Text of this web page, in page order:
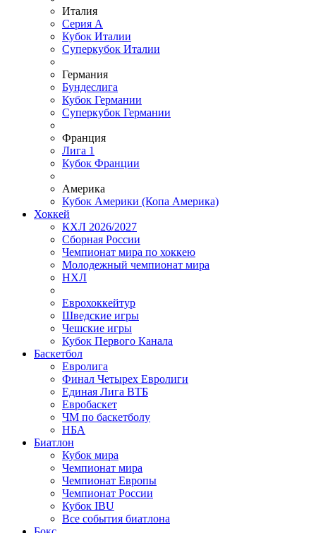
Италия
Серия А
Кубок Италии
Суперкубок Италии
Германия
Бундеслига
Кубок Германии
Суперкубок Германии
Франция
Лига 1
Кубок Франции
Америка
Кубок Америки (Копа Америка)
Хоккей
КХЛ 2026/2027
Сборная России
Чемпионат мира по хоккею
Молодежный чемпионат мира
НХЛ
Еврохоккейтур
Шведские игры
Чешские игры
Кубок Первого Канала
Баскетбол
Евролига
Финал Четырех Евролиги
Единая Лига ВТБ
Евробаскет
ЧМ по баскетболу
НБА
Биатлон
Кубок мира
Чемпионат мира
Чемпионат Европы
Чемпионат России
Кубок IBU
Все события биатлона